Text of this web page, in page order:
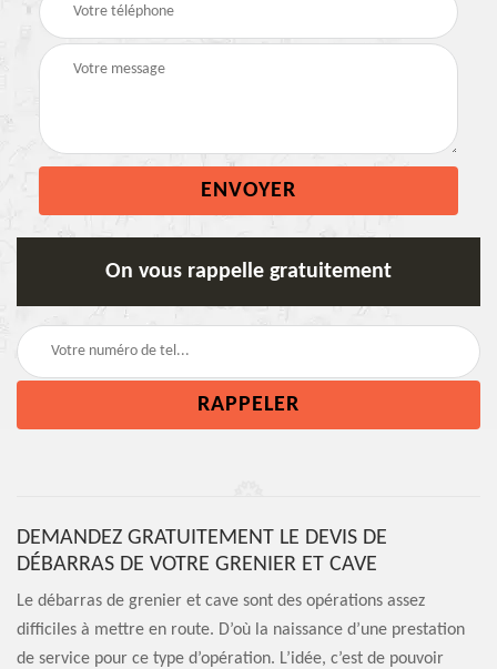
On vous rappelle gratuitement
DEMANDEZ GRATUITEMENT LE DEVIS DE
DÉBARRAS DE VOTRE GRENIER ET CAVE
Le débarras de grenier et cave sont des opérations assez
difficiles à mettre en route. D’où la naissance d’une prestation
de service pour ce type d’opération. L’idée, c’est de pouvoir